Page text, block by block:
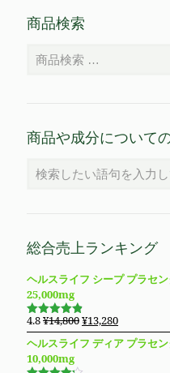
商品検索
商品や成分について
総合売上ランキング
ヘルスライフ シープ プラセ
25,000mg
5段階で
4.83の評
価
4.8¥14,800元
の
価
¥13,280現
在
の
ヘルスライフ ディア プラセ
10,000mg